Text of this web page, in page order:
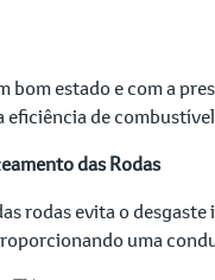
bom estado e com a
eficiência de
das Rodas
rodas evita o
uma